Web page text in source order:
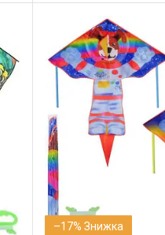
–17%